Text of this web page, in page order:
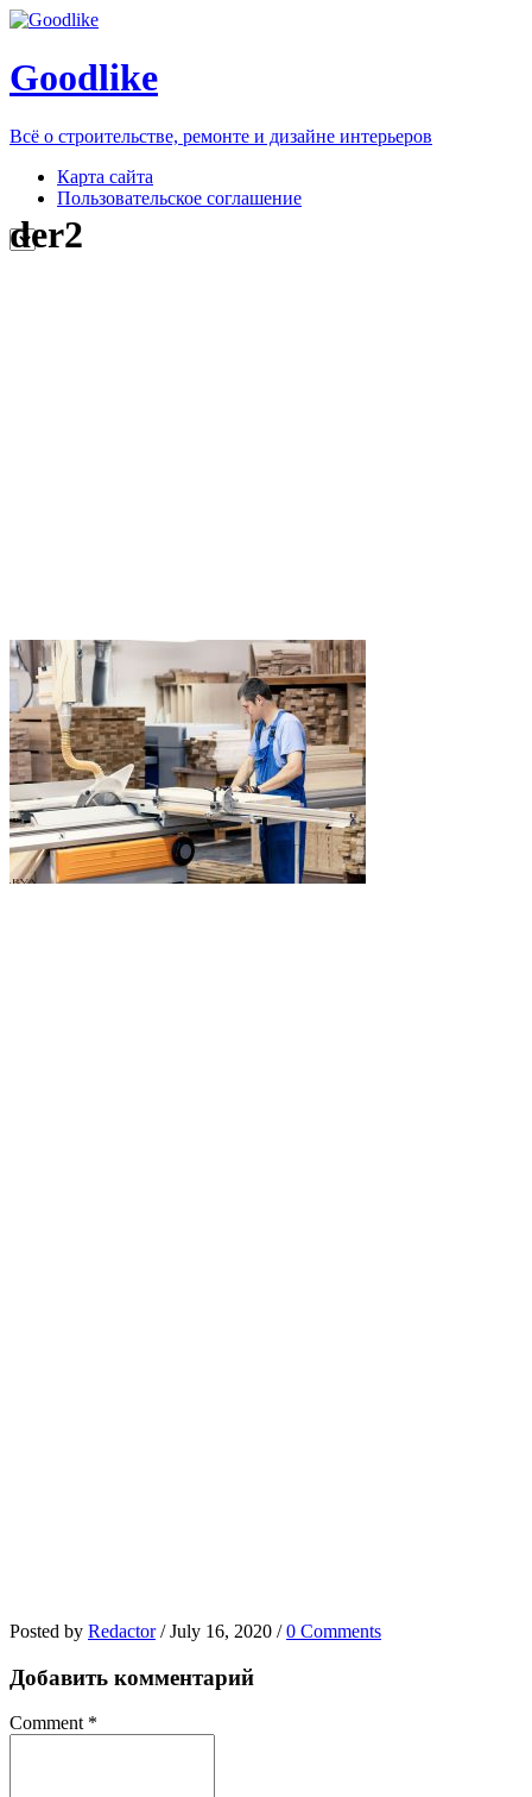
Goodlike
Всё о строительстве, ремонте и дизайне интерьеров
Карта сайта
Пользовательское соглашение
der2
Posted by Redactor / July 16, 2020 / 0 Comments
Добавить комментарий
Comment *